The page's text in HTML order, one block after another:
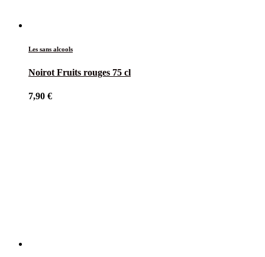
Les sans alcools
Noirot Fruits rouges 75 cl
7,90 €